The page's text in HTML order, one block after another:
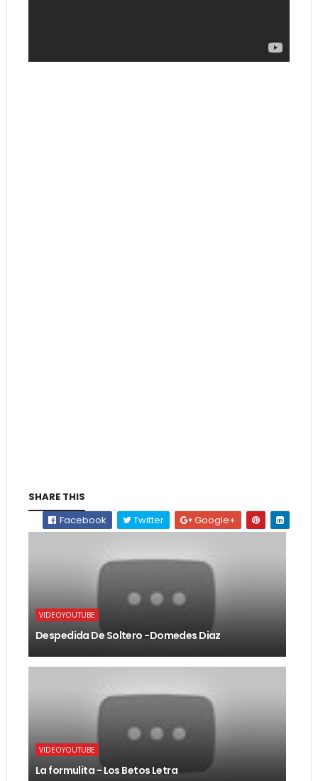
SHARE THIS
Facebook
Twitter Google+
VIDEOYOUTUBE
Despedida De Soltero -Domedes Diaz
VIDEOYOUTUBE
La formulita - Los Betos Letra